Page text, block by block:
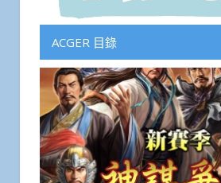
ACGER 目錄